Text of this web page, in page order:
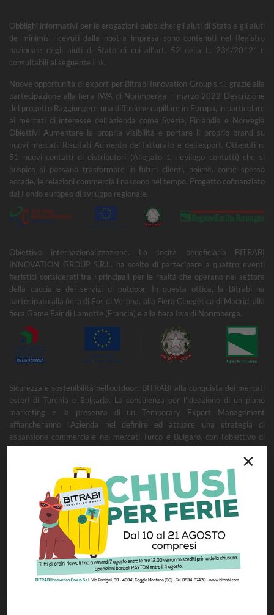
×
Obblighi informativi per le erogazioni pubbliche: gli aiuti di Stato e gli aiuti
de minimis ricevuti dalla nostra impresa sono contenuti nel Registro
nazionale degli aiuti di Stato di cui all’art. 52 della L. 234/2012” e
consultabili al seguente
.
Nuove opportunità di export per Bitrabi Innovation Group s.r.l. grazie alla
partecipazione alla fiera IWA di Norimberga – marzo 2022 Descrizione
del progetto Raggiungere una diffusione capillare in Europa, in particolare
ai mercati di interesse dell’azienda come Svezia, Finlandia e Norvegia
Obiettivi Aumentare la propria visibilità e portare il proprio brand su
nuovi mercati. Risultati Aumento del fatturato e dell’export. Ottenuti n.
51 nuovi contatti di distributori (Allegato 1 riepilogo contatti) che si
auspica si possano trasformare in futuri clienti, poiché, come spesso
accade, le relazioni commerciali nascono nel tempo. Progetto cofinanziato
dal Fondo europeo di sviluppo regionale.
Obiettivo internazionalizzazione. La socità beneficiaria BITRABI
INNOVATION GROUP S.R.L. ha scelto di partecipare a quattro eventi
fieristici considerati tra i principali per le realtà che operano nel settore
della caccia e dei servizi di outdoor. In questa ottica, la Bitrabì ha
partecipato alla fiera di Eos di Verona, alla Fiera Cinegètica di Madrid, alla
fiera Game Fair di Lamotte (Francia) e alla fiera Iwa di Norimberga.
Sicurezza e sostenibilità nell'outdoor: BITRABI alla conquista dei mercati
esteri di Turchia e Bulgaria. La consulenza per l’ideazione di un piano
marketing e la presenza di un Temporary Export Management
affiancheranno l’Azienda nel definire ed attuare una strategia di
espansione commerciale nei mercati Turco e Bulgaro, con l’obiettivo di
garantire uno sviluppo stabile e duraturo.